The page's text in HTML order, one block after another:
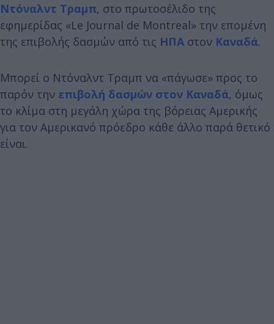
Ντόναλντ Τραμπ, στο πρωτοσέλιδο της
εφημερίδας «Le Journal de Montreal» την επομένη
της επιβολής δασμών από τις ΗΠΑ στον Καναδά.
Μπορεί ο Ντόναλντ Τραμπ να «πάγωσε» προς το
παρόν την επιβολή δασμών στον Καναδά, όμως
το κλίμα στη μεγάλη χώρα της βόρειας Αμερικής
για τον Αμερικανό πρόεδρο κάθε άλλο παρά θετικό
είναι.